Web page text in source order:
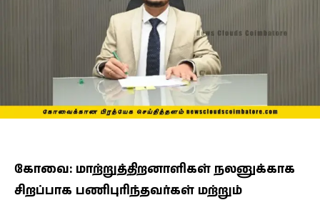
கோவை: மாற்றுத்திறனாளிகள் நலனுக்காக
சிறப்பாக பணிபுரிந்தவர்கள் மற்றும்